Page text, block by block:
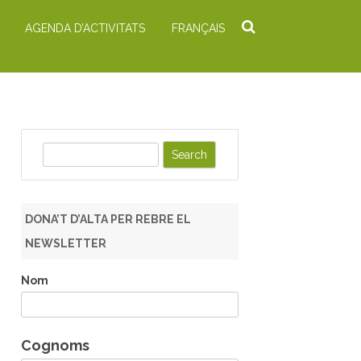
AGENDA D’ACTIVITATS FRANÇAIS
h
DONA’T D’ALTA PER REBRE EL
NEWSLETTER
Nom
Cognoms